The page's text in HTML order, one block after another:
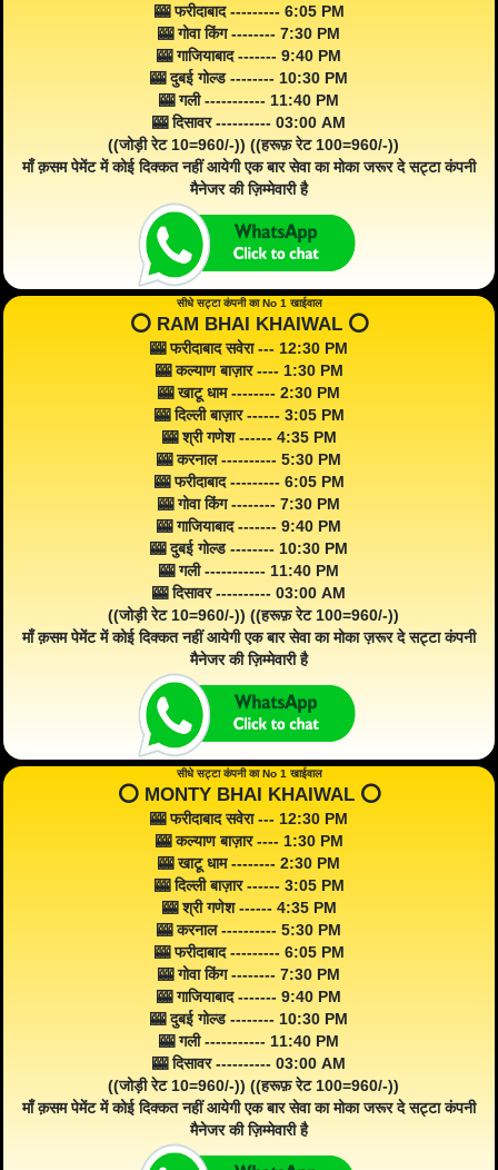
🎰 फरीदाबाद --------- 6:05 PM
🎰 गोवा किंग -------- 7:30 PM
🎰 गाजियाबाद ------- 9:40 PM
🎰 दुबई गोल्ड -------- 10:30 PM
🎰 गली ----------- 11:40 PM
🎰 दिसावर ---------- 03:00 AM
((जोड़ी रेट 10=960/-)) ((हरूफ़ रेट 100=960/-))
माँ क़सम पेमेंट में कोई दिक्कत नहीं आयेगी एक बार सेवा का मोका जरूर दे सट्टा कंपनी
मैनेजर की ज़िम्मेवारी है
सीधे सट्टा कंपनी का No 1 खाईवाल
⭕️ RAM BHAI KHAIWAL ⭕️
🎰 फरीदाबाद सवेरा --- 12:30 PM
🎰 कल्याण बाज़ार ---- 1:30 PM
🎰 खाटू धाम -------- 2:30 PM
🎰 दिल्ली बाज़ार ------ 3:05 PM
🎰 श्री गणेश ------ 4:35 PM
🎰 करनाल ---------- 5:30 PM
🎰 फरीदाबाद --------- 6:05 PM
🎰 गोवा किंग -------- 7:30 PM
🎰 गाजियाबाद ------- 9:40 PM
🎰 दुबई गोल्ड -------- 10:30 PM
🎰 गली ----------- 11:40 PM
🎰 दिसावर ---------- 03:00 AM
((जोड़ी रेट 10=960/-)) ((हरूफ़ रेट 100=960/-))
माँ क़सम पेमेंट में कोई दिक्कत नहीं आयेगी एक बार सेवा का मोका ज़रूर दे सट्टा कंपनी
मैनेजर की ज़िम्मेवारी है
सीधे सट्टा कंपनी का No 1 खाईवाल
⭕️ MONTY BHAI KHAIWAL ⭕️
🎰 फरीदाबाद सवेरा --- 12:30 PM
🎰 कल्याण बाज़ार ---- 1:30 PM
🎰 खाटू धाम -------- 2:30 PM
🎰 दिल्ली बाज़ार ------ 3:05 PM
🎰 श्री गणेश ------ 4:35 PM
🎰 करनाल ---------- 5:30 PM
🎰 फरीदाबाद --------- 6:05 PM
🎰 गोवा किंग -------- 7:30 PM
🎰 गाजियाबाद ------- 9:40 PM
🎰 दुबई गोल्ड -------- 10:30 PM
🎰 गली ----------- 11:40 PM
🎰 दिसावर ---------- 03:00 AM
((जोड़ी रेट 10=960/-)) ((हरूफ़ रेट 100=960/-))
माँ क़सम पेमेंट में कोई दिक्कत नहीं आयेगी एक बार सेवा का मोका जरूर दे सट्टा कंपनी
मैनेजर की ज़िम्मेवारी है